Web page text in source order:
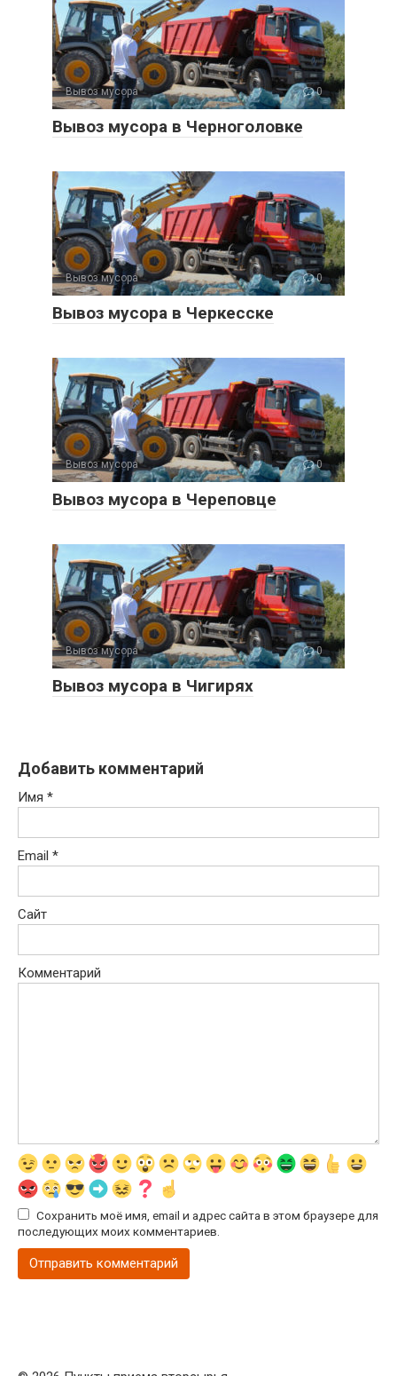
Вывоз мусора 0
Вывоз мусора в Черноголовке
Вывоз мусора 0
Вывоз мусора в Черкесске
Вывоз мусора 0
Вывоз мусора в Череповце
Вывоз мусора 0
Вывоз мусора в Чигирях
Добавить комментарий
Имя *
Email *
Сайт
Комментарий
Сохранить моё имя, email и адрес сайта в этом браузере для
последующих моих комментариев.